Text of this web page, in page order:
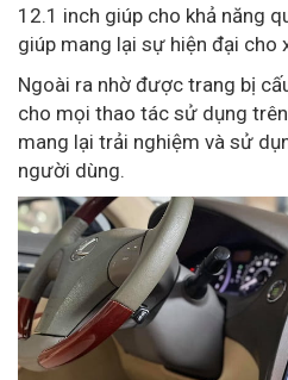
12.1 inch giúp cho khả năng
giúp mang lại sự hiện đại cho
Ngoài ra nhờ được trang bị
cho mọi thao tác sử dụng
mang lại trải nghiệm và sử
người dùng.